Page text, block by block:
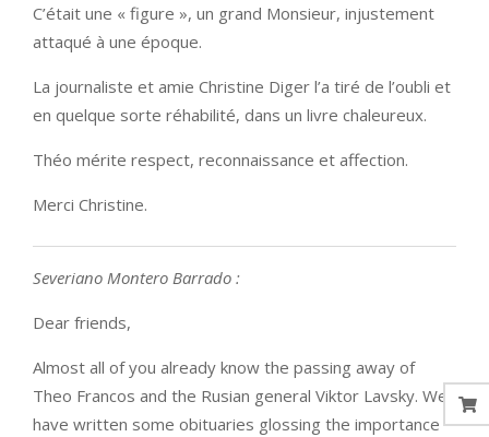
C’était une « figure », un grand Monsieur, injustement
attaqué à une époque.
La journaliste et amie Christine Diger l’a tiré de l’oubli et
en quelque sorte réhabilité, dans un livre chaleureux.
Théo mérite respect, reconnaissance et affection.
Merci Christine.
Severiano Montero Barrado :
Dear friends,
Almost all of you already know the passing away of
Theo Francos and the Rusian general Viktor Lavsky. We
have written some obituaries glossing the importance